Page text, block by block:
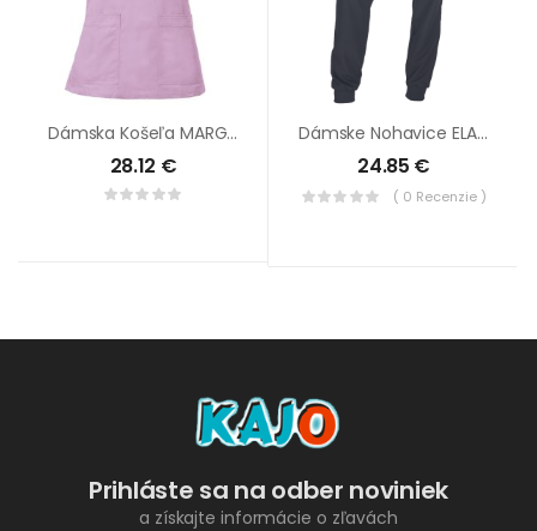
Dámska Košeľa MARGHERI
28.12 €
Dámske Nohavice ELA STRETCH Čierne
24.85 €
( 0 Recenzie )
Prihláste sa na odber noviniek
a získajte informácie o zľavách